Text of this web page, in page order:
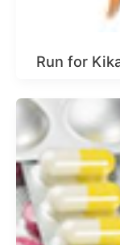
Run for